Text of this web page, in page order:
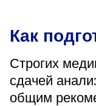
Как
Строгих
сдачей
общим